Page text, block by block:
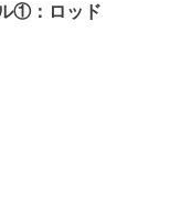
①：ロッド